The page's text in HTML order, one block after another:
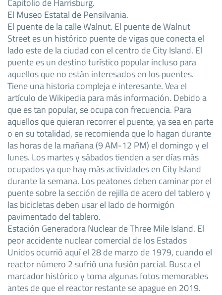
El Museo Estatal de Pensilvania.
El puente de la calle Walnut. El puente de Walnut
Street es un histórico puente de vigas que conecta el
lado este de la ciudad con el centro de City Island. El
puente es un destino turístico popular incluso para
aquellos que no están interesados en los puentes.
Tiene una historia compleja e interesante. Vea el
artículo de Wikipedia para más información. Debido a
que es tan popular, se ocupa con frecuencia. Para
aquellos que quieran recorrer el puente, ya sea en parte
o en su totalidad, se recomienda que lo hagan durante
las horas de la mañana (9 AM-12 PM) el domingo y el
lunes. Los martes y sábados tienden a ser días más
ocupados ya que hay más actividades en City Island
durante la semana. Los peatones deben caminar por el
puente sobre la sección de rejilla de acero del tablero y
las bicicletas deben usar el lado de hormigón
pavimentado del tablero.
Estación Generadora Nuclear de Three Mile Island. El
peor accidente nuclear comercial de los Estados
Unidos ocurrió aquí el 28 de marzo de 1979, cuando el
reactor número 2 sufrió una fusión parcial. Busca el
marcador histórico y toma algunas fotos memorables
antes de que el reactor restante se apague en 2019.